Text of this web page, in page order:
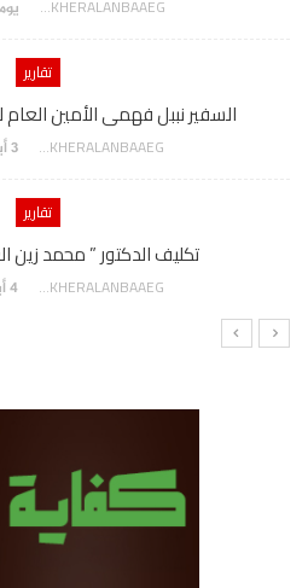
AKHERALANBAAEG
تقارير
السفير نببل فهمى الأمين
AKHERALANBAAEG 3 أيام منذ
تقارير
تكليف الدكتور ” محمد زين
AKHERALANBAAEG 4 أيام منذ